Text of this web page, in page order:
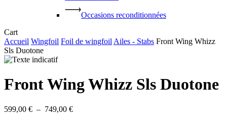
Occasions reconditionnées
CartClose
Cart
Accueil Wingfoil Foil de wingfoil Ailes - Stabs Front Wing Whizz
Sls Duotone
Front Wing Whizz Sls Duotone
599,00 € – 749,00 €Plage